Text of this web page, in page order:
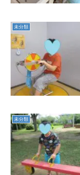
未分類
未分類